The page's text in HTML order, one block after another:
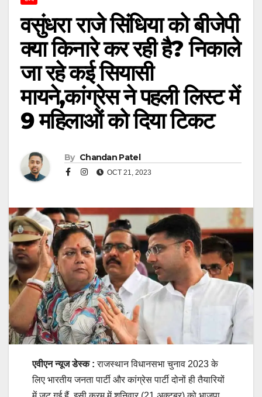
वसुंधरा राजे सिंधिया को बीजेपी
क्या किनारे कर रही है? निकाले
जा रहे कई सियासी
मायने,कांग्रेस ने पहली लिस्ट में
9 महिलाओं को दिया टिकट
By Chandan Patel
OCT 21, 2023
एवीएन न्यूज डेस्क : राजस्थान विधानसभा चुनाव 2023 के
लिए भारतीय जनता पार्टी और कांग्रेस पार्टी दोनों ही तैयारियों